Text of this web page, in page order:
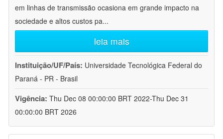
em linhas de transmissão ocasiona em grande impacto na
sociedade e altos custos pa...
leia mais
Instituição/UF/País: Universidade Tecnológica Federal do
Paraná - PR - Brasil
Vigência: Thu Dec 08 00:00:00 BRT 2022-Thu Dec 31
00:00:00 BRT 2026